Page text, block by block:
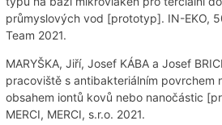
průmyslových vod [prototyp]. IN-EKO,
Team 2021.
MARYŠKA, Jiří, Josef KÁBA a Josef
pracoviště s antibakteriálním povrchem
obsahem iontů kovů nebo nanočástic
MERCI, MERCI, s.r.o. 2021.